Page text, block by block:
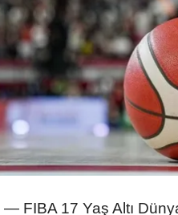
— FIBA 17 Yaş Altı